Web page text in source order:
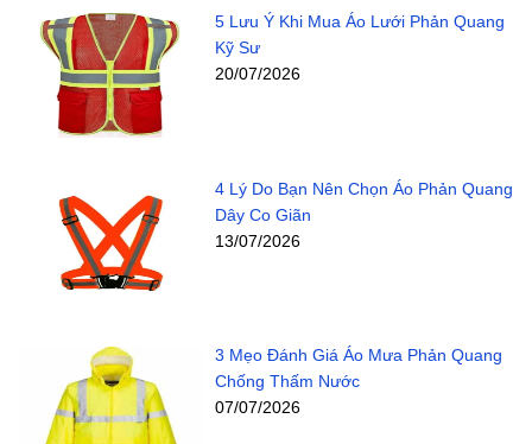
5 Lưu Ý Khi Mua Áo Lưới Phản Quang
Kỹ Sư
20/07/2026
4 Lý Do Bạn Nên Chọn Áo Phản Quang
Dây Co Giãn
13/07/2026
3 Mẹo Đánh Giá Áo Mưa Phản Quang
Chống Thấm Nước
07/07/2026